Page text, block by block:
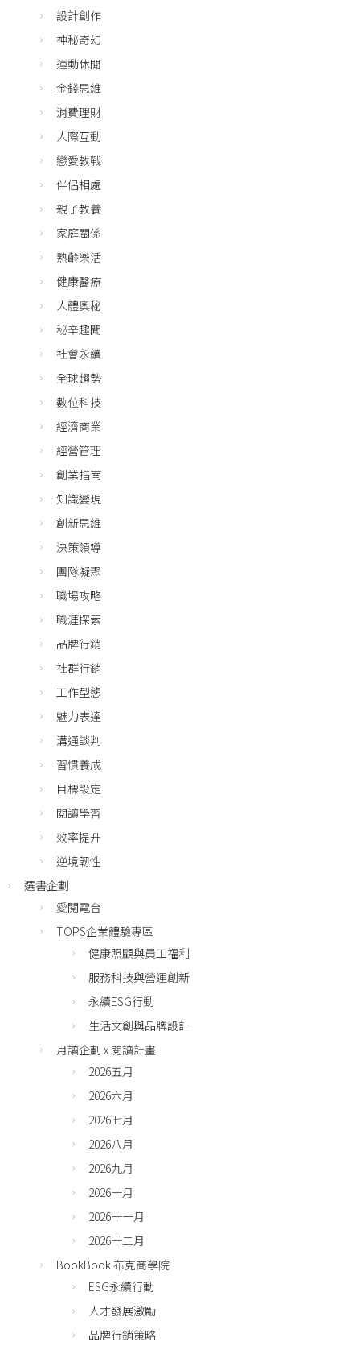
設計創作
神秘奇幻
運動休閒
金錢思維
消費理財
人際互動
戀愛教戰
伴侶相處
親子教養
家庭關係
熟齡樂活
健康醫療
人體奧秘
秘辛趣聞
社會永續
全球趨勢
數位科技
經濟商業
經營管理
創業指南
知識變現
創新思維
決策領導
團隊凝聚
職場攻略
職涯探索
品牌行銷
社群行銷
工作型態
魅力表達
溝通談判
習慣養成
目標設定
閱讀學習
效率提升
逆境韌性
選書企劃
愛閱電台
TOPS企業體驗專區
健康照顧與員工福利
服務科技與營運創新
永續ESG行動
生活文創與品牌設計
月讀企劃 x 閱讀計畫
2026五月
2026六月
2026七月
2026八月
2026九月
2026十月
2026十一月
2026十二月
BookBook 布克商學院
ESG永續行動
人才發展激勵
品牌行銷策略